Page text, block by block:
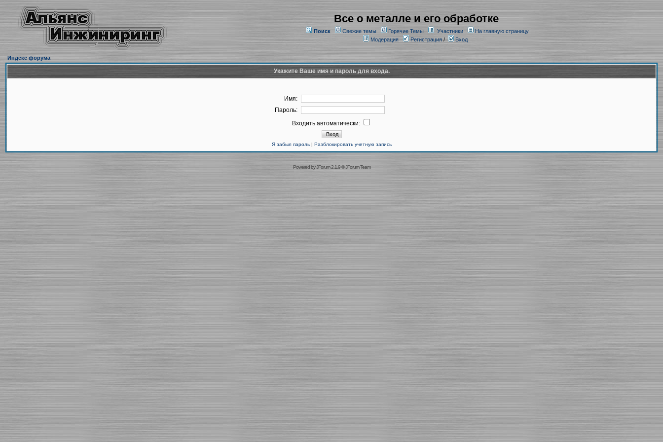
Все о металле и его обработке
Поиск Свежие темы Горячие Темы Участники
На главную страницу
Модерация
Регистрация/ Вход
Индекс форума
Укажите Ваше имя и пароль для входа.
Имя:
Пароль:
Входить автоматически:
Я забыл пароль| Разблокировать учетную запись
Powered byJForum 2.1.9©JForum Team